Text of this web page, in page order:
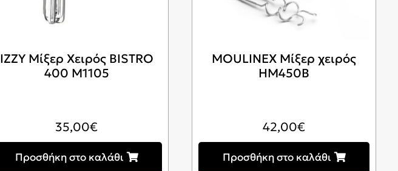
IZZY Μίξερ Χειρός BISTRO
400 M1105
35,00€
Προσθήκη στο καλάθι
MOULINEX Μίξερ χειρός
HM450B
42,00€
Προσθήκη στο καλάθι